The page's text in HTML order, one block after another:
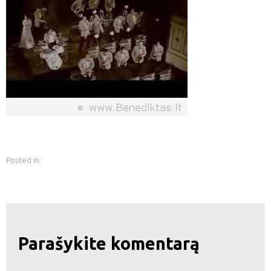
Posted in:
Parašykite komentarą